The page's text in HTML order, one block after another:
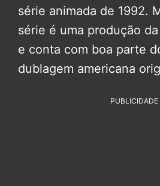
série animada de 1992.
série é uma produção
e conta com boa parte
dublagem americana
PUBLICIDADE